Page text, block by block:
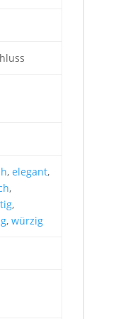
, elegant,
,
,
, würzig